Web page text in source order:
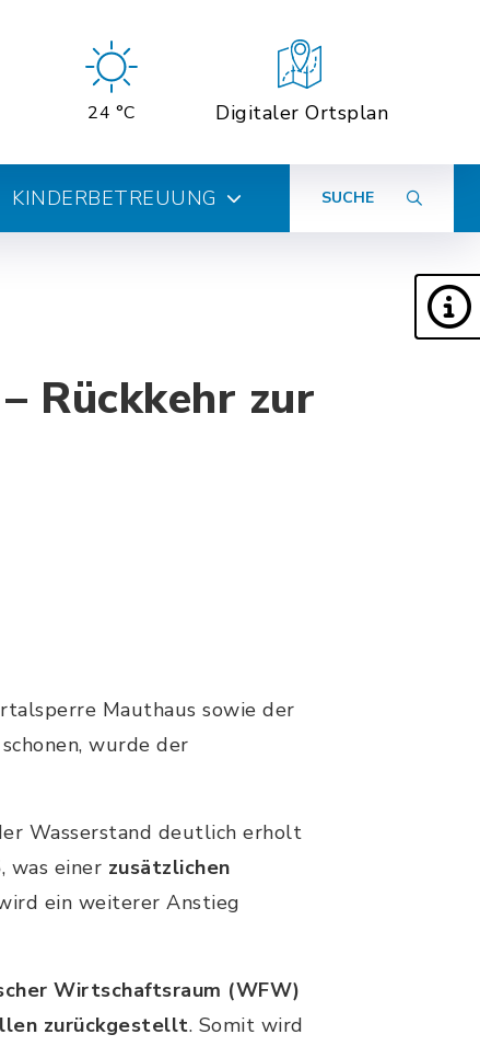
24 °C Digitaler Ortsplan
KINDERBETREUUNG SUCHE
Rückkehr zur
Mauthaus sowie der
wurde der
Wasserstand deutlich erholt
, was einer zusätzlichen
ein weiterer Anstieg
Wirtschaftsraum (WFW)
zurückgestellt. Somit wird